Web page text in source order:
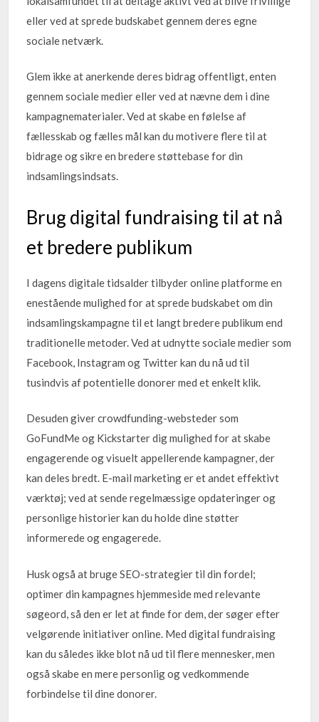
eller ved at sprede budskabet gennem deres egne
sociale netværk.
Glem ikke at anerkende deres bidrag offentligt, enten
gennem sociale medier eller ved at nævne dem i dine
kampagnematerialer. Ved at skabe en følelse af
fællesskab og fælles mål kan du motivere flere til at
bidrage og sikre en bredere støttebase for din
indsamlingsindsats.
Brug digital fundraising til at nå
et bredere publikum
I dagens digitale tidsalder tilbyder online platforme en
enestående mulighed for at sprede budskabet om din
indsamlingskampagne til et langt bredere publikum end
traditionelle metoder. Ved at udnytte sociale medier som
Facebook, Instagram og Twitter kan du nå ud til
tusindvis af potentielle donorer med et enkelt klik.
Desuden giver crowdfunding-websteder som
GoFundMe og Kickstarter dig mulighed for at skabe
engagerende og visuelt appellerende kampagner, der
kan deles bredt. E-mail marketing er et andet effektivt
værktøj; ved at sende regelmæssige opdateringer og
personlige historier kan du holde dine støtter
informerede og engagerede.
Husk også at bruge SEO-strategier til din fordel;
optimer din kampagnes hjemmeside med relevante
søgeord, så den er let at finde for dem, der søger efter
velgørende initiativer online. Med digital fundraising
kan du således ikke blot nå ud til flere mennesker, men
også skabe en mere personlig og vedkommende
forbindelse til dine donorer.